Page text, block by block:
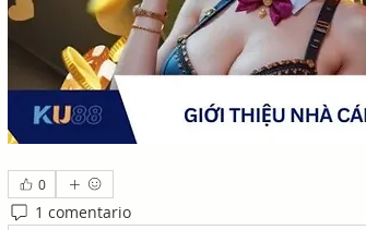
0
1 comentario